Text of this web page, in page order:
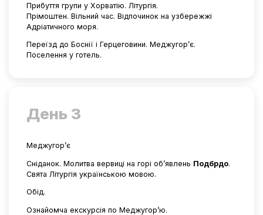
Прибуття групи у Хорватію. Літургія.
Прімоштен. Вільний час. Відпочинок на узбережжі
Адріатичного моря.
Переїзд до Боснії і Герцеговини. Меджугор’є.
Поселення у готель.
День 3
Меджугор’є
Сніданок. Молитва вервиці на горі об’явлень Подбрдо.
Свята Літургія українською мовою.
Обід.
Ознайомча екскурсія по Меджугор’ю.